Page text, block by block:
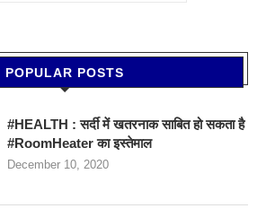
POPULAR POSTS
#HEALTH : सर्दी में खतरनाक साबित हो सकता है
#RoomHeater का इस्तेमाल
December 10, 2020